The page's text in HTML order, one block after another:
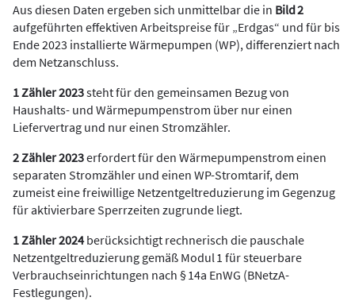
Aus diesen Daten ergeben sich unmittelbar die in Bild 2
aufgeführten effektiven Arbeitspreise für „Erdgas“ und für bis
Ende 2023 installierte Wärmepumpen (WP), differenziert nach
dem Netzanschluss.
1 Zähler 2023steht für den gemeinsamen Bezug von
Haushalts- und Wärmepumpenstrom über nur einen
Liefervertrag und nur einen Stromzähler.
2 Zähler 2023erfordert für den Wärmepumpenstrom einen
separaten Stromzähler und einen WP-Stromtarif, dem
zumeist eine freiwillige Netzentgeltreduzierung im Gegenzug
für aktivierbare Sperrzeiten zugrunde liegt.
1 Zähler 2024berücksichtigt rechnerisch die pauschale
Netzentgeltreduzierung gemäß Modul 1 für steuerbare
Verbrauchseinrichtungen nach § 14a EnWG (BNetzA-
Festlegungen).